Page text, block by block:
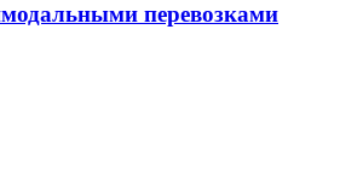
перевозками